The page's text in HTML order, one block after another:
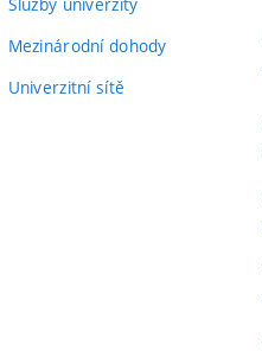
Mezinárodní dohody
Univerzitní sítě